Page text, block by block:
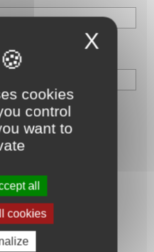
X
cookies
control
want to
all
cookies